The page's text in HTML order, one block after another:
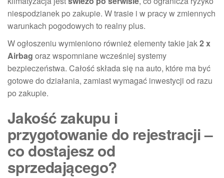
niespodzianek po zakupie. W trasie i w pracy w zmiennych
warunkach pogodowych to realny plus.
W ogłoszeniu wymieniono również elementy takie jak2 x
Airbag oraz wspomniane wcześniej systemy
bezpieczeństwa. Całość składa się na auto, które ma być
gotowe do działania, zamiast wymagać inwestycji od razu
po zakupie.
Jakość zakupu i
przygotowanie do rejestracji –
co dostajesz od
sprzedającego?